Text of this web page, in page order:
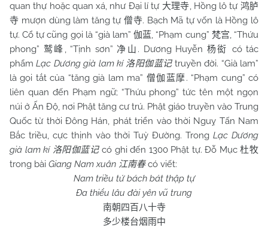
quan thự hoặc quan xá, như Đại lí tự 大理寺, Hồng lô tự 鸿胪
寺 mượn dùng làm tăng tự 僧寺. Bạch Mã tự vốn là Hồng lô
tự. Cổ tự cũng gọi là “già lam” 伽蓝, “Phạm cung” 梵宫, “Thứu
phong” 鹫峰 , “Tịnh sơn” 净山 . Dương Huyễn 杨衒
có tác
phẩmLạc Dương già lam kí 洛阳伽蓝记 truyền đời. “Già lam”
là gọi tắt của “tăng già lam ma” 僧伽蓝摩. “Phạm cung” có
liên quan đến Phạm ngữ; “Thứu phong” tức tên một ngọn
núi ở Ấn Độ, nơi Phật tăng cư trú. Phật giáo truyền vào Trung
Quốc từ thời Đông Hán, phát triển vào thời Nguỵ Tấn Nam
Bắc triều, cực thịnh vào thời Tuỳ Đường. Trong Lạc Dương
già lam kí 洛阳伽蓝记có ghi đến 1300 Phật tự. Đỗ Mục杜牧
trong bài Giang Namxuân 江南春có viết:
Namtriều tứ bách bát thập tự
Đa thiểu lâu đài yên vũ trung
南朝四百八十寺
多少楼台烟雨中